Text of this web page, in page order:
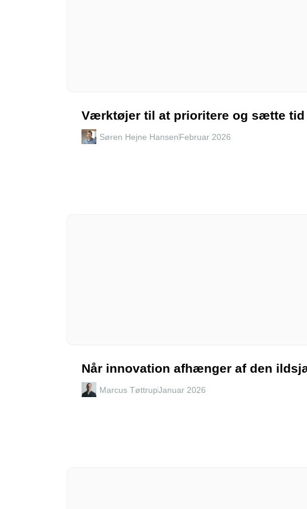
Værktøjer til at prioritere og sætte tid
Søren Hejne HansenFebruar 2026
Når innovation afhænger af den
Marcus TøttrupJanuar 2026